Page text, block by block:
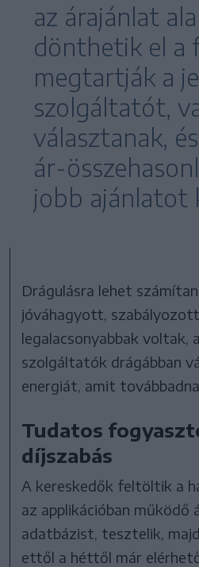
az árajánlat
dönthetik el a
megtartják a
szolgáltatót,
választanak,
ár-
jobb ajánlatot
Drágulásra lehet
jóváhagyott,
legalacsonyabbak voltak,
szolgáltatók drágábban
energiát, amit
Tudatos
díjszabás
A kereskedők feltöltik a
az applikációban működő
adatbázist, tesztelik,
ettől a héttől már